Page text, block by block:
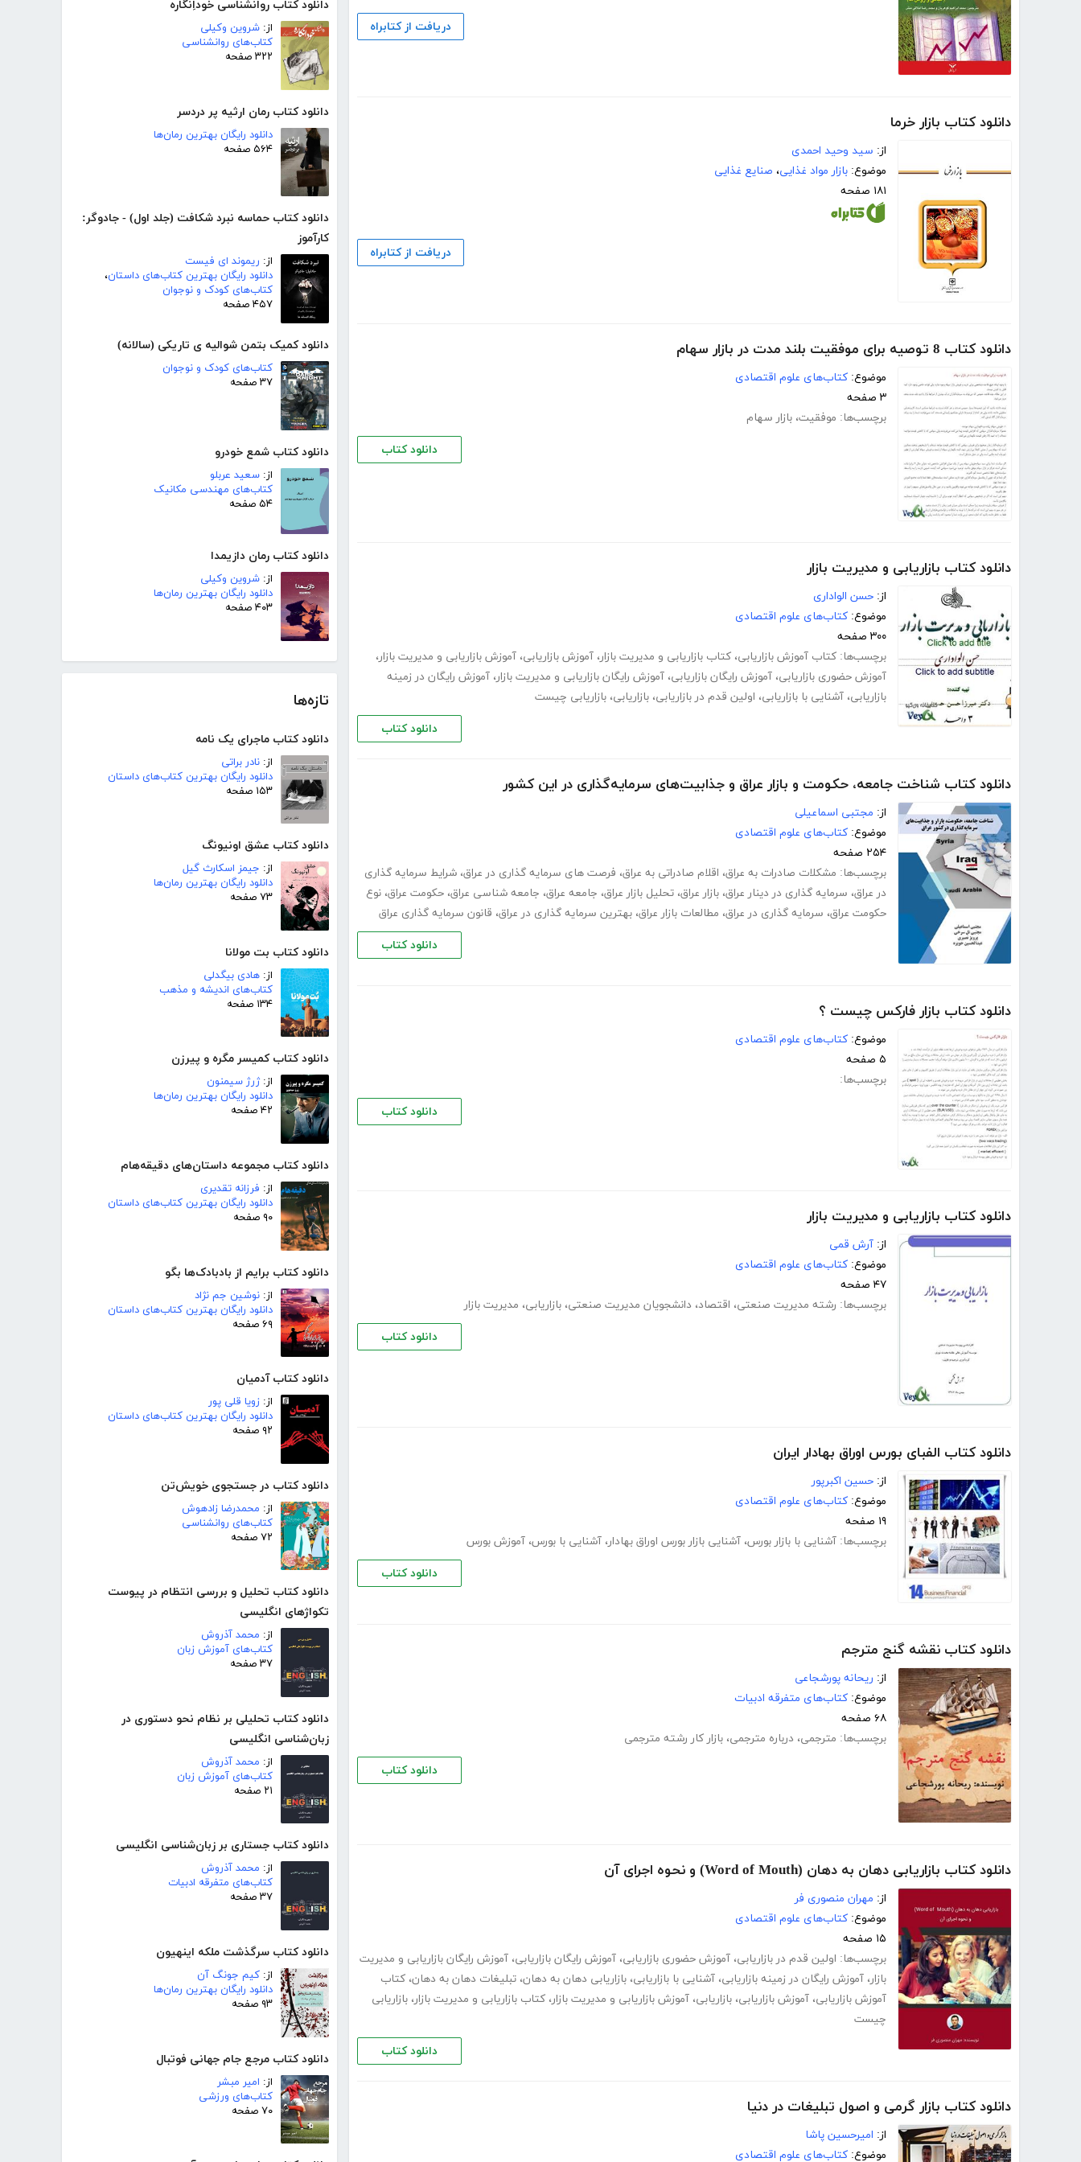
دانلود کتاب روانشناسی خوداِنگاره
از: شروین وکیلی
کتاب‌های روانشناسی
۳۲۲ صفحه
دانلود کتاب رمان ارثیه پر دردسر
دانلود رایگان بهترین رمان‌ها
۵۶۴ صفحه
دانلود کتاب حماسه نبرد شکافت (جلد اول) - جادوگر:
کارآموز
از: ریموند ای فیست
دانلود رایگان بهترین کتاب‌های داستان،
کتاب‌های کودک و نوجوان
۴۵۷ صفحه
دانلود کمیک بتمن شوالیه ی تاریکی (سالانه)
کتاب‌های کودک و نوجوان
۳۷ صفحه
دانلود کتاب شمع خودرو
از: سعید عربلو
کتاب‌های مهندسی مکانیک
۵۴ صفحه
دانلود کتاب رمان دازیمدا
از: شروین وکیلی
دانلود رایگان بهترین رمان‌ها
۴۰۳ صفحه
تازه‌ها
دانلود کتاب ماجرای یک نامه
از: نادر براتی
دانلود رایگان بهترین کتاب‌های داستان
۱۵۳ صفحه
دانلود کتاب عشق اونیونگ
از: جیمز اسکارث گیل
دانلود رایگان بهترین رمان‌ها
۷۳ صفحه
دانلود کتاب بت مولانا
از: هادی بیگدلی
کتاب‌های اندیشه و مذهب
۱۳۴ صفحه
دانلود کتاب کمیسر مگره و پیرزن
از:ژرژ سیمنون
دانلود رایگان بهترین رمان‌ها
۴۲ صفحه
دانلود کتاب مجموعه داستان‌های دقیقه‌هام
از: فرزانه تقدیری
دانلود رایگان بهترین کتاب‌های داستان
۹۰ صفحه
دانلود کتاب برایم از بادبادک‌ها بگو
از: نوشین جم نژاد
دانلود رایگان بهترین کتاب‌های داستان
۶۹ صفحه
دانلود کتاب آدمیان
از: زویا قلی پور
دانلود رایگان بهترین کتاب‌های داستان
۹۲ صفحه
دانلود کتاب در جستجوی خویش‌تن
از: محمدرضا زادهوش
کتاب‌های روانشناسی
۷۲ صفحه
دانلود کتاب تحلیل و بررسی انتظام در پیوست
تکواژهای انگلیسی
از: محمد آذروش
کتاب‌های آموزش زبان
۳۷ صفحه
دانلود کتاب تحلیلی بر نظام نحو دستوری در
زبان‌شناسی انگلیسی
از: محمد آذروش
کتاب‌های آموزش زبان
۲۱ صفحه
دانلود کتاب جستاری بر زبان‌شناسی انگلیسی
از: محمد آذروش
کتاب‌های متفرقه ادبیات
۳۷ صفحه
دانلود کتاب سرگذشت ملکه اینهیون
از: کیم جونگ آن
دانلود رایگان بهترین رمان‌ها
۹۳ صفحه
دانلود کتاب مرجع جام جهانی فوتبال
از: امیر مبشر
کتاب‌های ورزشی
۷۰ صفحه
دریافت از کتابراه
دانلود کتاب بازار خرما
از: سید وحید احمدی
موضوع: بازار مواد غذایی، صنایع غذایی
۱۸۱ صفحه
دریافت از کتابراه
دانلود کتاب 8 توصیه برای موفقیت بلند مدت در بازار سهام
موضوع: کتاب‌های علوم اقتصادی
۳ صفحه
برچسب‌ها: موفقیت، بازار سهام
دانلود کتاب
دانلود کتاب بازاریابی و مدیریت بازار
از: حسن الواداری
موضوع: کتاب‌های علوم اقتصادی
۳۰۰ صفحه
برچسب‌ها: کتاب آموزش بازاریابی، کتاب بازاریابی و مدیریت بازار، آموزش بازاریابی، آموزش بازاریابی و مدیریت بازار،
آموزش حضوری بازاریابی، آموزش رایگان بازاریابی، آموزش رایگان بازاریابی و مدیریت بازار، آموزش رایگان در زمینه
بازاریابی، آشنایی با بازاریابی، اولین قدم در بازاریابی، بازاریابی، بازاریابی چیست
دانلود کتاب
دانلود کتاب شناخت جامعه، حکومت و بازار عراق و جذابیت‌های سرمایه‌گذاری در این کشور
از: مجتبی اسماعیلی
موضوع: کتاب‌های علوم اقتصادی
۲۵۴ صفحه
برچسب‌ها: مشکلات صادرات به عراق، اقلام صادراتی به عراق، فرصت های سرمایه گذاری در عراق، شرایط سرمایه گذاری
در عراق، سرمایه گذاری در دینار عراق، بازار عراق، تحلیل بازار عراق، جامعه عراق، جامعه شناسی عراق، حکومت عراق، نوع
حکومت عراق، سرمایه گذاری در عراق، مطالعات بازار عراق، بهترین سرمایه گذاری در عراق، قانون سرمایه گذاری عراق
دانلود کتاب
دانلود کتاب بازار فارکس چیست ؟
موضوع: کتاب‌های علوم اقتصادی
۵ صفحه
برچسب‌ها:
دانلود کتاب
دانلود کتاب بازاریابی و مدیریت بازار
از: آرش قمی
موضوع: کتاب‌های علوم اقتصادی
۴۷ صفحه
برچسب‌ها: رشته مدیریت صنعتی، اقتصاد، دانشجویان مدیریت صنعتی، بازاریابی، مدیریت بازار
دانلود کتاب
دانلود کتاب الفبای بورس اوراق بهادار ایران
از: حسین اکبرپور
موضوع: کتاب‌های علوم اقتصادی
۱۹ صفحه
برچسب‌ها: آشنایی با بازار بورس، آشنایی بازار بورس اوراق بهادار، آشنایی با بورس، آموزش بورس
دانلود کتاب
دانلود کتاب نقشه گنج مترجم
از: ریحانه پورشجاعی
موضوع: کتاب‌های متفرقه ادبیات
۶۸ صفحه
برچسب‌ها: مترجمی، درباره مترجمی، بازار کار رشته مترجمی
دانلود کتاب
دانلود کتاب بازاریابی دهان به دهان (Word of Mouth) و نحوه اجرای آن
از: مهران منصوری فر
موضوع: کتاب‌های علوم اقتصادی
۱۵ صفحه
برچسب‌ها: اولین قدم در بازاریابی، آموزش حضوری بازاریابی، آموزش رایگان بازاریابی، آموزش رایگان بازاریابی و مدیریت
بازار، آموزش رایگان در زمینه بازاریابی، آشنایی با بازاریابی، بازاریابی دهان به دهان، تبلیغات دهان به دهان، کتاب
آموزش بازاریابی، آموزش بازاریابی، بازاریابی، آموزش بازاریابی و مدیریت بازار، کتاب بازاریابی و مدیریت بازار، بازاریابی
چیست
دانلود کتاب
دانلود کتاب بازار گرمی و اصول تبلیغات در دنیا
از: امیرحسین پاشا
موضوع: کتاب‌های علوم اقتصادی